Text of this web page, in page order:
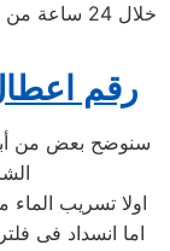
خلال 24
رقم
سنوضح بعض من
اولا تسريب
اما انسداد فى